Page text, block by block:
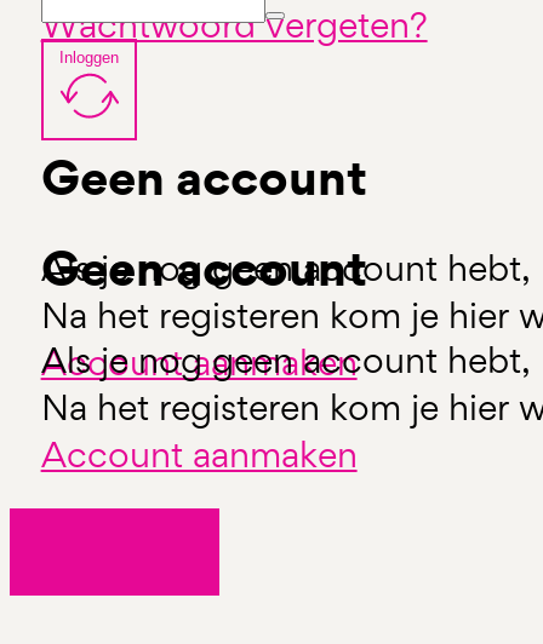
Wachtwoord vergeten?
Geen account
Als je nog geen account hebt,
Na het registeren kom je hier
Account aanmaken
Inloggen
Geen account
Als je nog geen account hebt,
Na het registeren kom je hier
Account aanmaken